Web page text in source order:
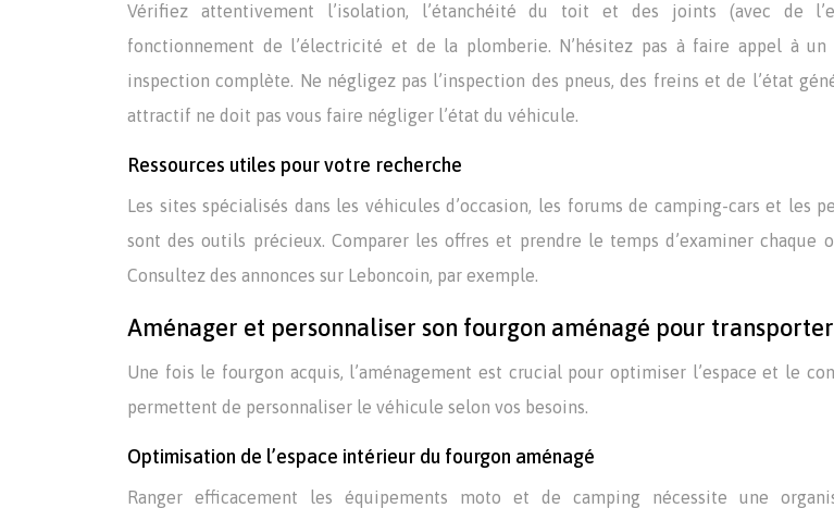
Vérifiez attentivement l’isolation, l’étanchéité du toit et des joints (avec de
fonctionnement de l’électricité et de la plomberie. N’hésitez pas à faire appel à un
inspection complète. Ne négligez pas l’inspection des pneus, des freins et de l’état
attractif ne doit pas vous faire négliger l’état du véhicule.
Ressources utiles pour votre recherche
Les sites spécialisés dans les véhicules d’occasion, les forums de camping-cars et les
sont des outils précieux. Comparer les offres et prendre le temps d’examiner chaque
Consultez des annonces sur Leboncoin, par exemple.
Aménager et personnaliser son fourgon aménagé pour
Une fois le fourgon acquis, l’aménagement est crucial pour optimiser l’espace et le
permettent de personnaliser le véhicule selon vos besoins.
Optimisation de l’espace intérieur du fourgon aménagé
Ranger efficacement les équipements moto et de camping nécessite une